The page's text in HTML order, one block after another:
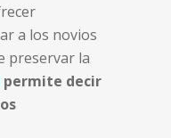
a los novios
preservar la
permite decir